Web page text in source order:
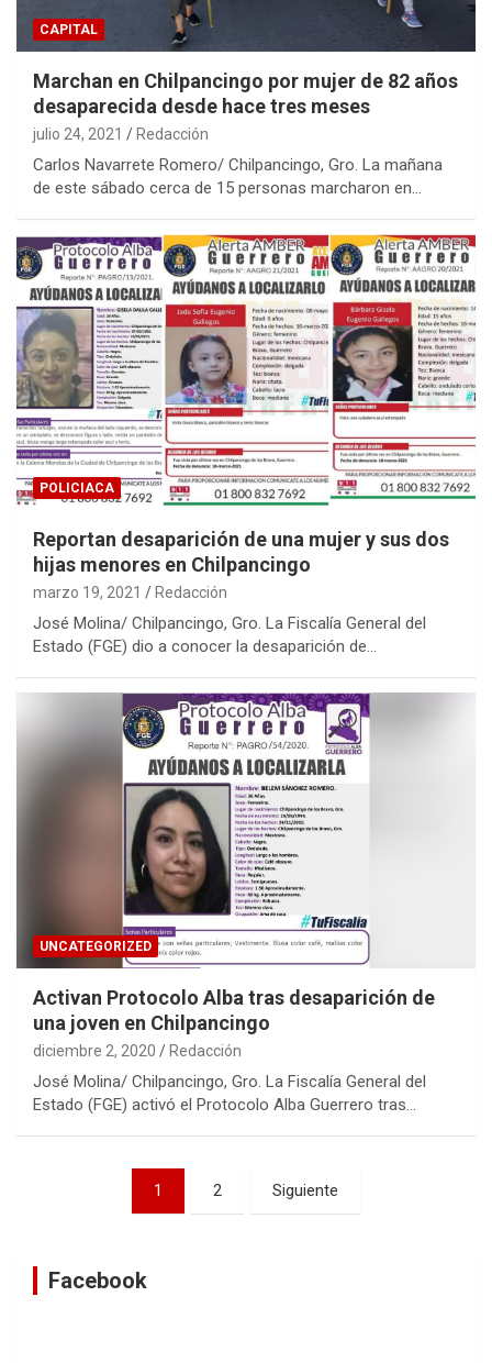
CAPITAL
Marchan en Chilpancingo por mujer de 82 años
desaparecida desde hace tres meses
julio 24, 2021 Redacción
Carlos Navarrete Romero/ Chilpancingo, Gro. La mañana
de este sábado cerca de 15 personas marcharon en…
POLICIACA
Reportan desaparición de una mujer y sus dos
hijas menores en Chilpancingo
marzo 19, 2021 Redacción
José Molina/ Chilpancingo, Gro. La Fiscalía General del
Estado (FGE) dio a conocer la desaparición de…
UNCATEGORIZED
Activan Protocolo Alba tras desaparición de
una joven en Chilpancingo
diciembre 2, 2020 Redacción
José Molina/ Chilpancingo, Gro. La Fiscalía General del
Estado (FGE) activó el Protocolo Alba Guerrero tras…
Navegación
1 2 Siguiente
Facebook